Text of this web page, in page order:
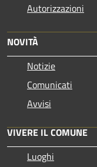
Autorizzazioni
NOVITÀ
Notizie
Comunicati
Avvisi
VIVERE IL COMUNE
Luoghi